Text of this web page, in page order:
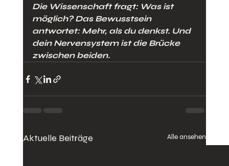
Die Wissenschaft fragt: Was ist
möglich? Das Bewusstsein
antwortet: Mehr, als du denkst. Und
dein Nervensystem ist die Brücke
zwischen beiden.
Aktuelle Beiträge Alle ansehen